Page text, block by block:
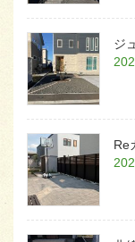
ジ
Re